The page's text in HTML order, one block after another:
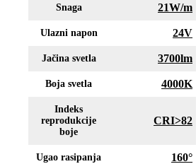
Snaga 21W/m
Ulazni napon 24V
Jačina svetla 3700lm
Boja svetla 4000K
Indeks
reprodukcije
boje
CRI>82
Ugao rasipanja 160°